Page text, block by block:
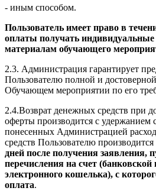
- иным способом.
Пользователь имеет право в
оплаты получать индивидуальные
материалам обучающего
2.3. Администрация гарантирует
Пользователю полной и
Обучающем мероприятии по его
2.4.Возврат денежных средств при
оферты производится с удержанием
понесенных Администрацией
средств Пользователю производится
дней после получения заявления,
перечисления на счет (банковской
электронного кошелька), с
оплата.